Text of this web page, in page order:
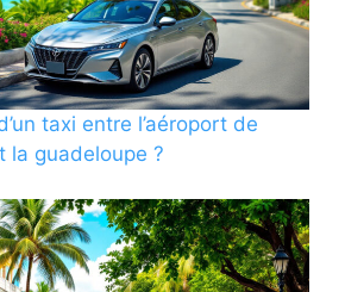
taxi entre l’aéroport de
la guadeloupe ?